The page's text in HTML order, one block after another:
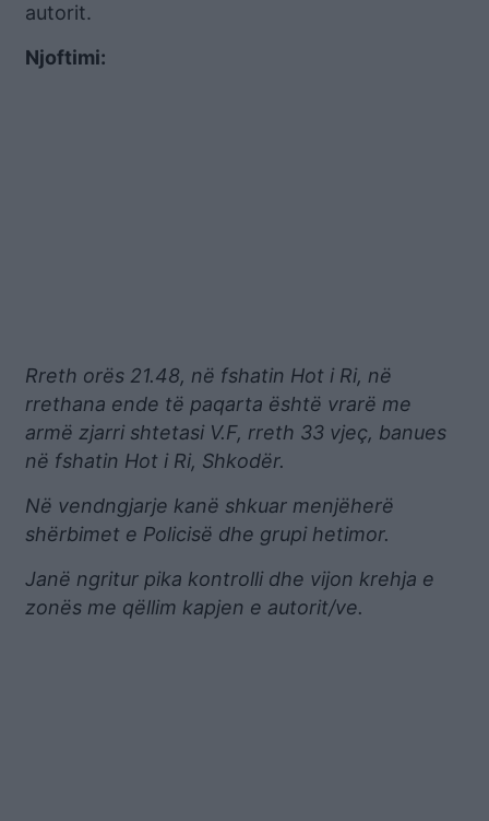
autorit.
Njoftimi:
Rreth orës 21.48, në fshatin Hot i Ri, në
rrethana ende të paqarta është vrarë me
armë zjarri shtetasi V.F, rreth 33 vjeç, banues
në fshatin Hot i Ri, Shkodër.
Në vendngjarje kanë shkuar menjëherë
shërbimet e Policisë dhe grupi hetimor.
Janë ngritur pika kontrolli dhe vijon krehja e
zonës me qëllim kapjen e autorit/ve.